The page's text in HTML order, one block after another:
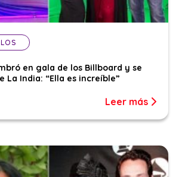
en gala de los Billboard y se
La India: “Ella es increíble”
Leer más